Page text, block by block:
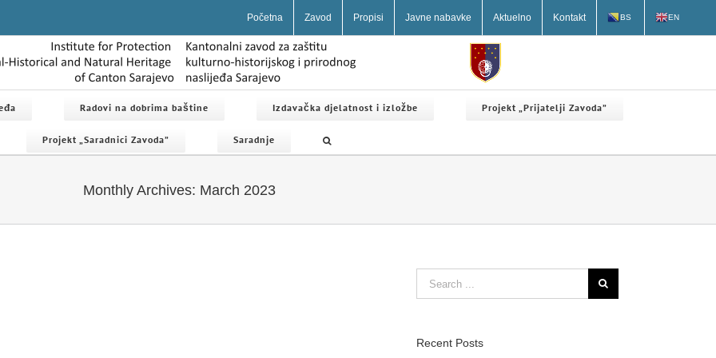
Početna Zavod Propisi Javne nabavke Aktuelno Kontakt BS EN
Radovi na dobrima baštine Izdavačka djelatnost i izložbe Projekt „Prijatelji Zavoda”
Projekt „Saradnici Zavoda” Saradnje
Monthly Archives: March 2023
Recent Posts